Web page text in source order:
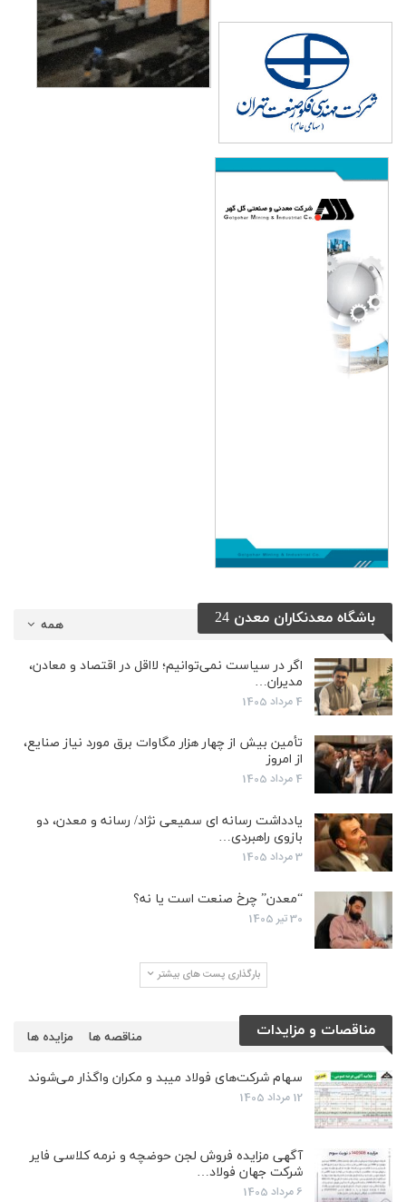
همه باشگاه معدنکاران معدن 24
اگر در سیاست نمی‌توانیم؛ لااقل در اقتصاد و معادن،
مدیران…
4 مرداد 1405
تأمین بیش از چهار هزار مگاوات برق مورد نیاز صنایع،
از امروز
4 مرداد 1405
یادداشت رسانه ای سمیعی نژاد/ رسانه و معدن، دو
بازوی راهبردی…
3 مرداد 1405
“معدن” چرخ صنعت است یا نه؟
30 تیر 1405
بارگذاری پست های بیشتر
مناقصات و مزایدات مزایده ها مناقصه ها
سهام شرکت‌های فولاد میبد و مکران واگذار می‌شوند
12 مرداد 1405
آگهی مزایده فروش لجن حوضچه و نرمه کلاسی فایر
شرکت جهان فولاد…
6 مرداد 1405